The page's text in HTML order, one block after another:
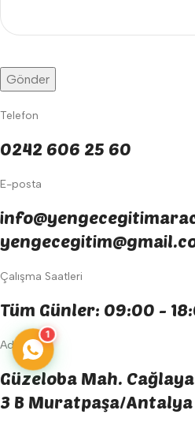
Telefon
0242 606 25 60
E-posta
Çalışma Saatleri
Tüm Günler: 09:00 -
Adres
Güzeloba Mah.
3 B Muratpaşa/Antalya
1